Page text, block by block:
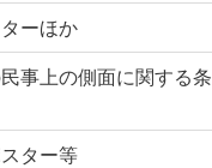
ーほか
事上の側面に関する条
ター等